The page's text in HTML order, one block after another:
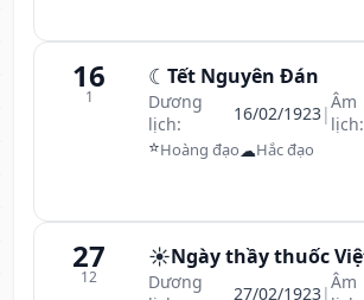
16
1
☾ Tết Nguyên Đán
Dương
lịch:
16/02/1923|Âm
lịch:
⭐Hoàng đạo☁Hắc đạo
27
12
☀️Ngày thầy thuốc
Dương
27/02/1923|Âm